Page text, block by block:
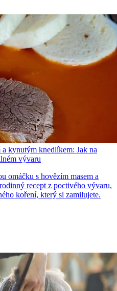
a kynutým knedlíkem: Jak na
vývaru
omáčku s hovězím masem a
recept z poctivého vývaru,
koření, který si zamilujete.